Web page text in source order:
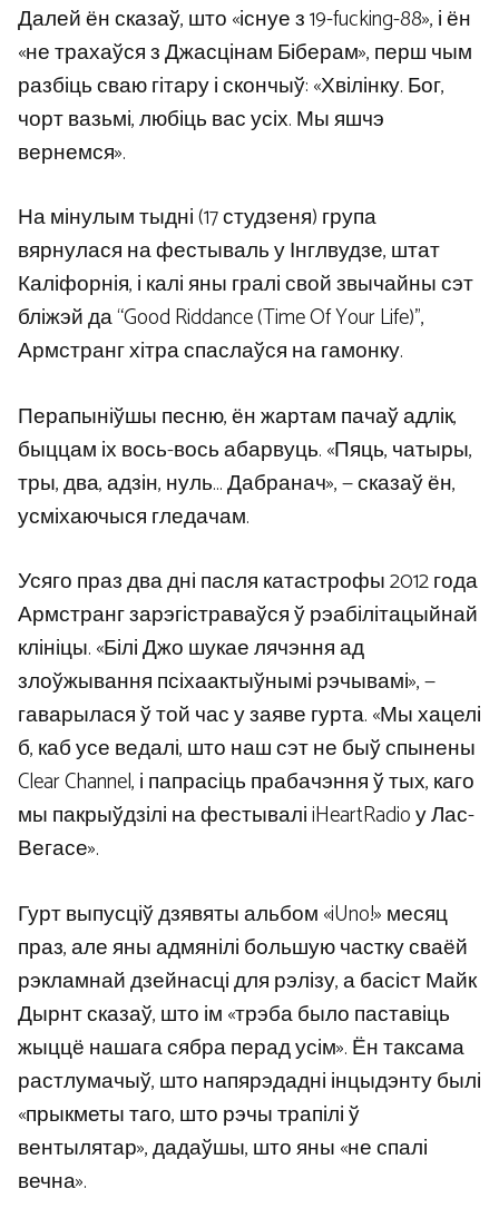
Далей ён сказаў, што «існуе з 19-fucking-88», і ён
«не трахаўся з Джасцінам Біберам», перш чым
разбіць сваю гітару і скончыў: «Хвілінку. Бог,
чорт вазьмі, любіць вас усіх. Мы яшчэ
вернемся».
На мінулым тыдні (17 студзеня) група
вярнулася на фестываль у Інглвудзе, штат
Каліфорнія, і калі яны гралі свой звычайны сэт
бліжэй да “Good Riddance (Time Of Your Life)”,
Армстранг хітра спаслаўся на гамонку.
Перапыніўшы песню, ён жартам пачаў адлік,
быццам іх вось-вось абарвуць. «Пяць, чатыры,
тры, два, адзін, нуль… Дабранач», — сказаў ён,
усміхаючыся гледачам.
Усяго праз два дні пасля катастрофы 2012 года
Армстранг зарэгістраваўся ў рэабілітацыйнай
клініцы. «Білі Джо шукае лячэння ад
злоўжывання псіхаактыўнымі рэчывамі», —
гаварылася ў той час у заяве гурта. «Мы хацелі
б, каб усе ведалі, што наш сэт не быў спынены
Clear Channel, і папрасіць прабачэння ў тых, каго
мы пакрыўдзілі на фестывалі iHeartRadio у Лас-
Вегасе».
Гурт выпусціў дзявяты альбом «iUno!» месяц
праз, але яны адмянілі большую частку сваёй
рэкламнай дзейнасці для рэлізу, а басіст Майк
Дырнт сказаў, што ім «трэба было паставіць
жыццё нашага сябра перад усім». Ён таксама
растлумачыў, што напярэдадні інцыдэнту былі
«прыкметы таго, што рэчы трапілі ў
вентылятар», дадаўшы, што яны «не спалі
вечна».